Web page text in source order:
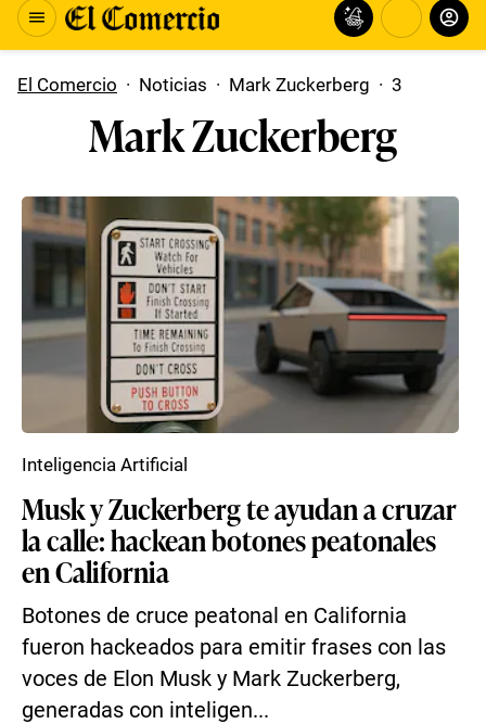
El Comercio · Noticias · Mark Zuckerberg · 3
Mark Zuckerberg
​Musk y Zuckerberg te ayudan a cruzar
la calle: hackean botones peatonales
en California
Botones de cruce peatonal en California
fueron hackeados para emitir frases con las
voces de Elon Musk y Mark Zuckerberg,
generadas con inteligen...
Inteligencia Artificial